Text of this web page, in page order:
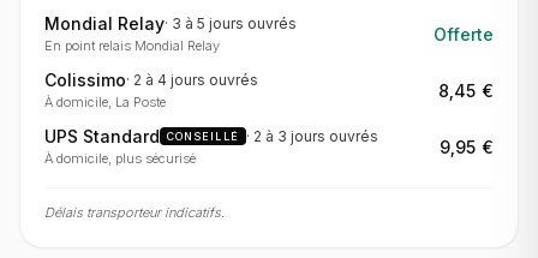
Mondial Relay· 3 à 5 jours ouvrés
En point relais Mondial Relay
Offerte
Colissimo· 2 à 4 jours ouvrés
À domicile, La Poste
8,45 €
UPS Standard CONSEILLÉ · 2 à 3 jours ouvrés
À domicile, plus sécurisé
9,95 €
Délais transporteur indicatifs.